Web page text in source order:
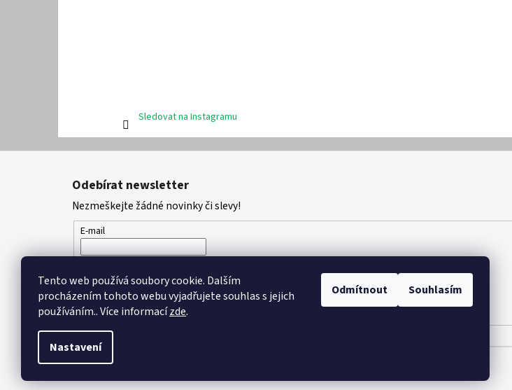
Tento web používá soubory cookie. Dalším
procházením tohoto webu vyjadřujete souhlas s jejich
používáním.. Více informacízde.
Nastavení
Odmítnout Souhlasím
Sledovat na Instagramu
Z
Odebírat newsletter
Nezmeškejte žádné novinky či slevy!
E-mail
PŘIHLÁSIT SE
Copyright 2026